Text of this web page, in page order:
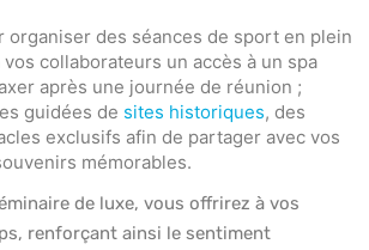
des séances de sport en plein
collaborateurs un accès à un spa
après une journée de réunion ;
guidées de sites historiques, des
exclusifs afin de partager avec vos
mémorables.
de luxe, vous offrirez à vos
renforçant ainsi le sentiment